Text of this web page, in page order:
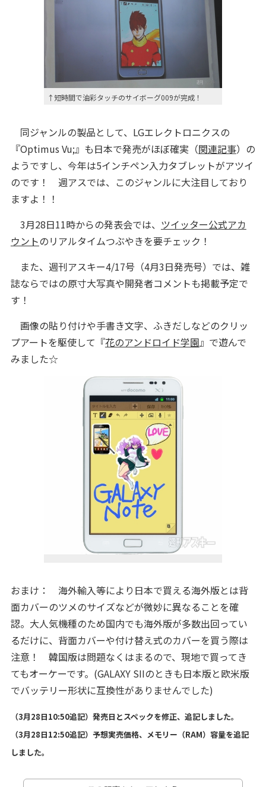
↑短時間で油彩タッチのサイボーグ009が完成！
同ジャンルの製品として、LGエレクトロニクスの
『Optimus Vu;』も日本で発売がほぼ確実（関連記事）の
ようですし、今年は5インチペン入力タブレットがアツイ
のです！ 週アスでは、このジャンルに大注目しており
ますよ！！
3月28日11時からの発表会では、 ツイッター公式アカ
ウントのリアルタイムつぶやきを要チェック！
また、週刊アスキー4/17号（4月3日発売号）では、雑
誌ならではの原寸大写真や開発者コメントも掲載予定で
す！
画像の貼り付けや手書き文字、ふきだしなどのクリッ
プアートを駆使して『花のアンドロイド学園』で遊んで
みました☆
おまけ： 海外輸入等により日本で買える海外版とは背
面カバーのツメのサイズなどが微妙に異なることを確
認。大人気機種のため国内でも海外版が多数出回ってい
るだけに、背面カバーや付け替え式のカバーを買う際は
注意！ 韓国版は問題なくはまるので、現地で買ってき
てもオーケーです。(GALAXY SIIのときも日本版と欧米版
でバッテリー形状に互換性がありませんでした)
（3月28日10:50追記）発売日とスペックを修正、追記しました。
（3月28日12:50追記）予想実売価格、メモリー（RAM）容量を追記
しました。